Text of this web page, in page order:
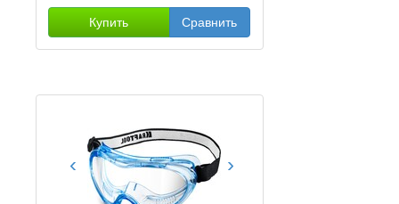
Купить Сравнить
‹ ›